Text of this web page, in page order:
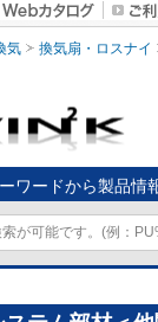
気 換気扇・ロスナイ
ワードから製品情